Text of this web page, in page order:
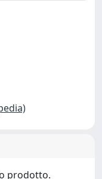
prodotto.